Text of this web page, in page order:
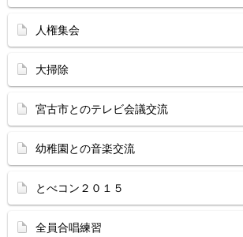
人権集会
大掃除
宮古市とのテレビ会議交流
幼稚園との音楽交流
とべコン２０１５
全員合唱練習